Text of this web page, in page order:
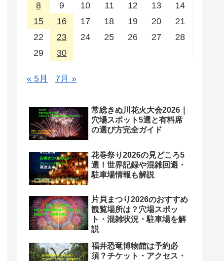
8
9 10 11 12 13
14
15
16 17 18 19 20
21
22
23 24 25 26 27
28
29
30
« 5月 7月 »
常総きぬ川花火大会2026｜
穴場スポット5選と有料席
の選び方完全ガイド
花巻祭り2026の見どころ5
選！世界記録や混雑回避・
駐車場情報も解説
片貝まつり2026のおすすめ
観覧場所は？穴場スポッ
ト・混雑状況・駐車場を解
説
福井恐竜博物館は予約必
須？チケット・アクセス・